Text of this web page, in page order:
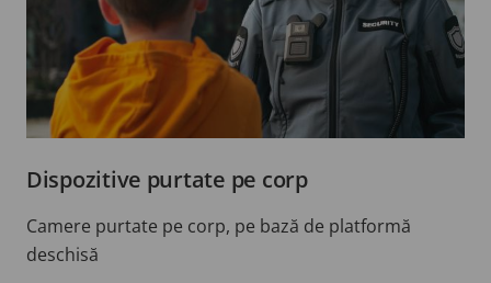
Dispozitive purtate pe corp
Camere purtate pe corp, pe bază de platformă
deschisă